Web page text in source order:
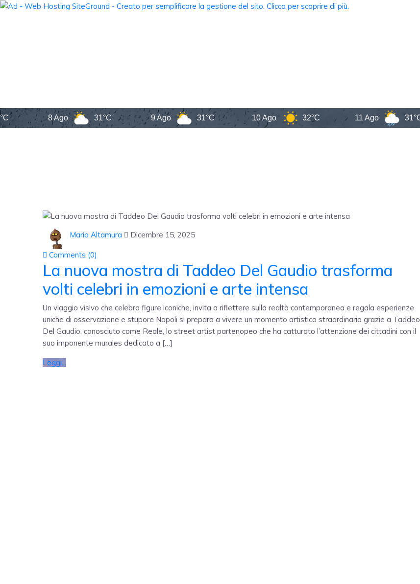
8 Ago 31°C 9 Ago 31°C 10 Ago 32°C 11 Ago 31°C
Mario Altamura Dicembre 15, 2025
Comments (0)
La nuova mostra di Taddeo Del Gaudio trasforma
volti celebri in emozioni e arte intensa
Un viaggio visivo che celebra figure iconiche, invita a riflettere sulla realtà contemporanea e regala esperienze
uniche di osservazione e stupore Napoli si prepara a vivere un momento artistico straordinario grazie a Taddeo
Del Gaudio, conosciuto come Reale, lo street artist partenopeo che ha catturato l’attenzione dei cittadini con il
suo imponente murales dedicato a […]
Leggi...